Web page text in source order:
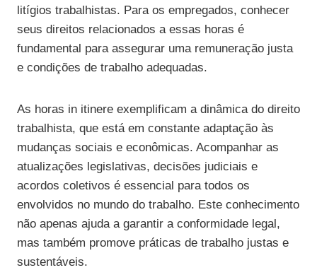
litígios trabalhistas. Para os empregados, conhecer
seus direitos relacionados a essas horas é
fundamental para assegurar uma remuneração justa
e condições de trabalho adequadas.
As horas in itinere exemplificam a dinâmica do direito
trabalhista, que está em constante adaptação às
mudanças sociais e econômicas. Acompanhar as
atualizações legislativas, decisões judiciais e
acordos coletivos é essencial para todos os
envolvidos no mundo do trabalho. Este conhecimento
não apenas ajuda a garantir a conformidade legal,
mas também promove práticas de trabalho justas e
sustentáveis.